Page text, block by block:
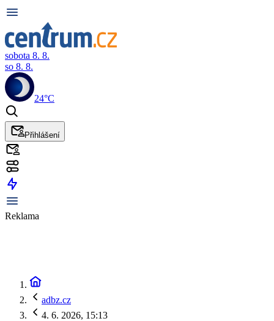
sobota 8. 8.
so 8. 8.
24°C
Přihlášení
Reklama
adbz.cz
4. 6. 2026, 15:13